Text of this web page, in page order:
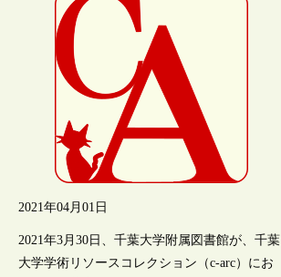
2021年04月01日
2021年3月30日、千葉大学附属図書館が、千葉
大学学術リソースコレクション（c-arc）にお